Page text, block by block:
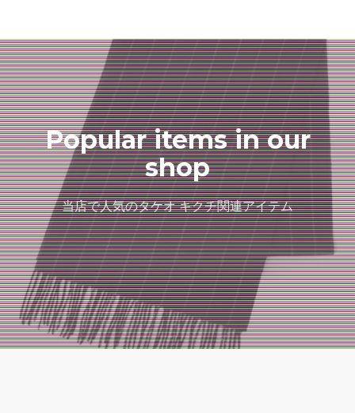
Popular items in our
shop
当店で人気のタケオ キクチ関連アイテム